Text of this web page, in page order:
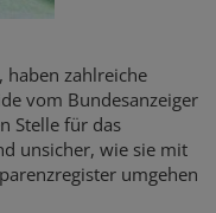
zahlreiche
vom Bundesanzeiger
Stelle für das
unsicher, wie sie mit
umgehen